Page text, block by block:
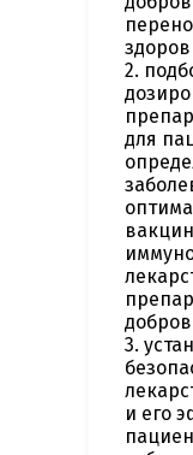
2.
для
3.
и его